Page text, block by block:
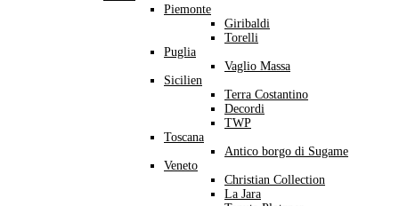
Piemonte
Giribaldi
Torelli
Puglia
Vaglio Massa
Sicilien
Terra Costantino
Decordi
TWP
Toscana
Antico borgo di Sugame
Veneto
Christian Collection
La Jara